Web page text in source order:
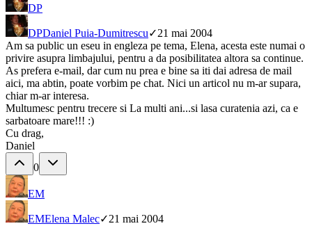
DP
DPDaniel Puia-Dumitrescu✓21 mai 2004
Am sa public un eseu in engleza pe tema, Elena, acesta este numai o
privire asupra limbajului, pentru a da posibilitatea altora sa continue.
As prefera e-mail, dar cum nu prea e bine sa iti dai adresa de mail
aici, ma abtin, poate vorbim pe chat. Nici un articol nu m-ar supara,
chiar m-ar interesa.
Multumesc pentru trecere si La multi ani...si lasa curatenia azi, ca e
sarbatoare mare!!! :)
Cu drag,
Daniel
0
EM
EMElena Malec✓21 mai 2004